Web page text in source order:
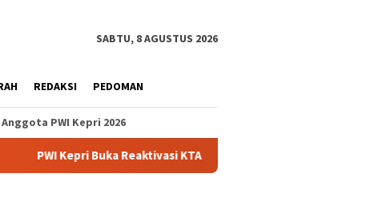
SABTU, 8 AGUSTUS 2026
REDAKSI PEDOMAN
PWI Kepri 2026
Buka Reaktivasi KTA Lama dan Kedaluwarsa